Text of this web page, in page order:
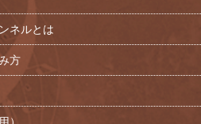
ネルとは
方